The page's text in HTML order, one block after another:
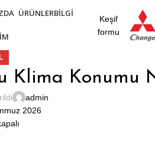
ÜRÜNLERBILGI
Keşif
formu
Klima Konumu
admin
2026